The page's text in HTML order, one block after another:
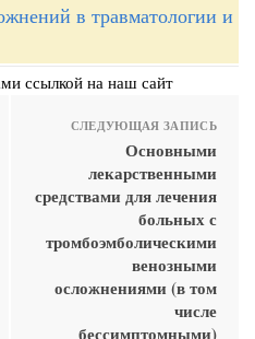
в травматологии и
ссылкой на наш сайт
СЛЕДУЮЩАЯ ЗАПИСЬ
Основными
лекарственными
средствами для лечения
больных с
тромбоэмболическими
венозными
осложнениями (в том
числе
бессимптомными)